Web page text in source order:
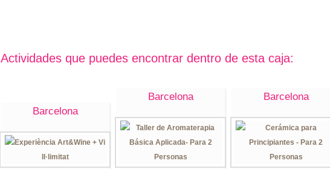
Actividades que puedes encontrar dentro de esta caja:
Barcelona
Barcelona Barcelona